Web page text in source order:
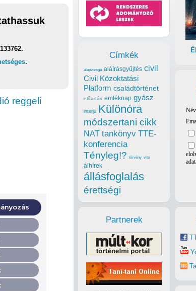
.
reggeli
Címkék
alapvizsga aláírásgyűjtés civil
Civil Közoktatási
Platform családtörténet
előadás emléknap gyász
interjú Különóra
módszertani cikk
NAT tankönyv TTE-
konferencia
Tényleg!? törvény vita
álhírek
állásfoglalás
érettségi
Partnerek